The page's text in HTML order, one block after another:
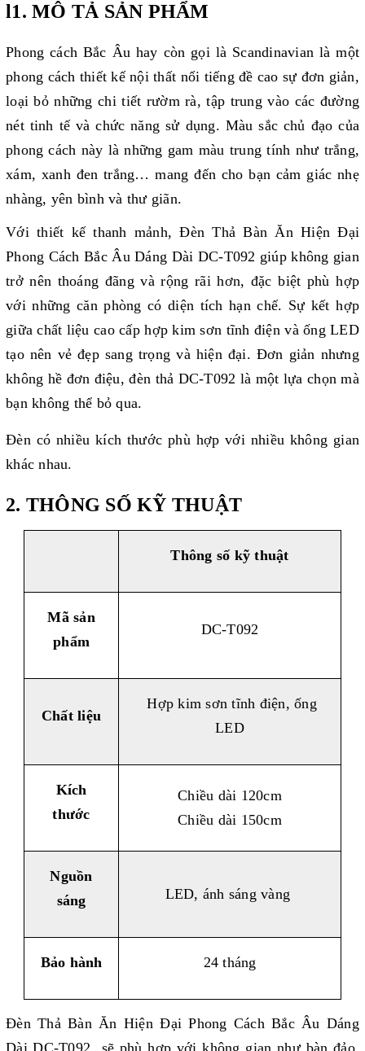
l1. MÔ TẢ SẢN PHẨM
Phong cách Bắc Âu hay còn gọi là Scandinavian là một
phong cách thiết kế nội thất nổi tiếng đề cao sự đơn giản,
loại bỏ những chi tiết rườm rà, tập trung vào các đường
nét tinh tế và chức năng sử dụng. Màu sắc chủ đạo của
phong cách này là những gam màu trung tính như trắng,
xám, xanh đen trắng… mang đến cho bạn cảm giác nhẹ
nhàng, yên bình và thư giãn.
Với thiết kế thanh mảnh, Đèn Thả Bàn Ăn Hiện Đại
Phong Cách Bắc Âu Dáng Dài DC-T092 giúp không gian
trở nên thoáng đãng và rộng rãi hơn, đặc biệt phù hợp
với những căn phòng có diện tích hạn chế. Sự kết hợp
giữa chất liệu cao cấp hợp kim sơn tĩnh điện và ống LED
tạo nên vẻ đẹp sang trọng và hiện đại. Đơn giản nhưng
không hề đơn điệu, đèn thả DC-T092 là một lựa chọn mà
bạn không thể bỏ qua.
Đèn có nhiều kích thước phù hợp với nhiều không gian
khác nhau.
2. THÔNG SỐ KỸ THUẬT
Thông số kỹ thuật
Mã sản
phẩm
DC-T092
Chất liệu
Hợp kim sơn tĩnh điện, ống
LED
Kích
thước
Chiều dài 120cm
Chiều dài 150cm
Nguồn
sáng
LED, ánh sáng vàng
Bảo hành 24 tháng
Đèn Thả Bàn Ăn Hiện Đại Phong Cách Bắc Âu Dáng
Dài DC-T092 sẽ phù hợp với không gian như bàn đảo,